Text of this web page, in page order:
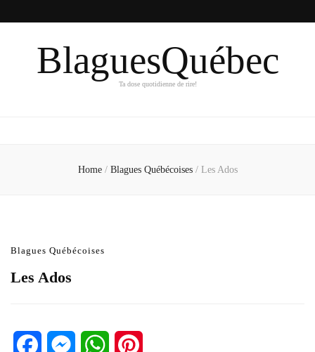
BlaguesQuébec
Ta dose quotidienne de rire!
Home / Blagues Québécoises / Les Ados
Blagues Québécoises
Les Ados
FacebookMessengerWhatsApp